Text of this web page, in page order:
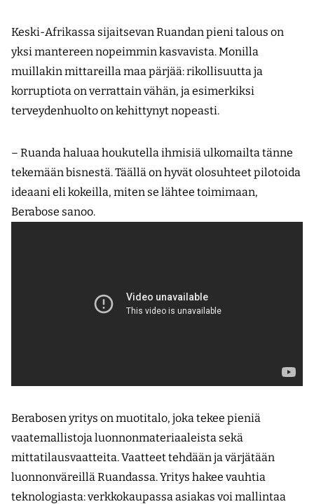
Keski-Afrikassa sijaitsevan Ruandan pieni talous on
yksi mantereen nopeimmin kasvavista. Monilla
muillakin mittareilla maa pärjää: rikollisuutta ja
korruptiota on verrattain vähän, ja esimerkiksi
terveydenhuolto on kehittynyt nopeasti.
– Ruanda haluaa houkutella ihmisiä ulkomailta tänne
tekemään bisnestä. Täällä on hyvät olosuhteet pilotoida
ideaani eli kokeilla, miten se lähtee toimimaan,
Berabose sanoo.
Berabosen yritys on muotitalo, joka tekee pieniä
vaatemallistoja luonnonmateriaaleista sekä
mittatilausvaatteita. Vaatteet tehdään ja värjätään
luonnonväreillä Ruandassa. Yritys hakee vauhtia
teknologiasta: verkkokaupassa asiakas voi mallintaa